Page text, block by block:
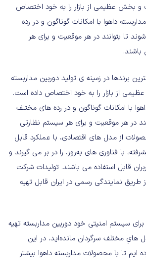
و بخش عظیمی از بازار را به خود اختصاص
داهوا با امکانات گوناگون و در رده
تا بتوانند در هر موقعیت و برای هر
برندها در زمینه ی تولید دوربین مداربسته
از بازار را به خود اختصاص داده است.
با امکانات گوناگون و در رده های مختلف
در هر موقعیت و برای هر سیستم نظارتی
از مدل های اقتصادی، با عملکرد قابل
با فناوری های به‌روز، را در بر می گیرند و
قابل استفاده می باشند. تولیدات شرکت
طریق نمایندگی رسمی در ایران قابل تهیه
سیستم امنیتی خود دوربین مداربسته تهیه
هایِ مختلف سرگردان مانده‌اید، در این
ایم تا با محصولات مداربسته داهوا بیشتر